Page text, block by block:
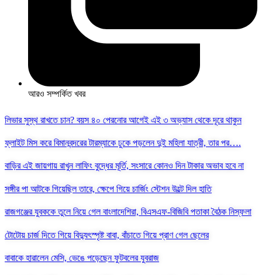
আরও সম্পর্কিত খবর
লিভার সুস্থ রাখতে চান? বয়স ৪০ পেরনোর আগেই এই ৩ অভ্যাস থেকে দূরে থাকুন
ফ্লাইট মিস করে বিমানবন্দরের টারম্যাকে ঢুকে পড়লেন দুই মহিলা যাত্রী, তার পর….
বাড়ির এই জায়গায় রাখুন লাফিং বুদ্ধের মূর্তি, সংসারে কোনও দিন টাকার অভাব হবে না
সঙ্গীর পা আটকে গিয়েছিল তারে, ক্ষেপে গিয়ে চার্জিং স্টেশন উল্টে দিল হাতি
রাজগঞ্জের যুবককে তুলে নিয়ে গেল বাংলাদেশিরা, বিএসএফ-বিজিবি পতাকা বৈঠক নিস্ফলা
টোটোয় চার্জ দিতে গিয়ে বিদ্যুৎস্পৃষ্ট বাবা, বাঁচাতে গিয়ে প্রাণ গেল ছেলের
বাবাকে হারালেন মেসি, ভেঙে পড়েছেন ফুটবলের যুবরাজ